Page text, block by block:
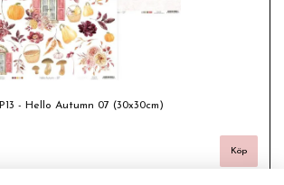
P13 - Hello Autumn 07 (30x30cm)